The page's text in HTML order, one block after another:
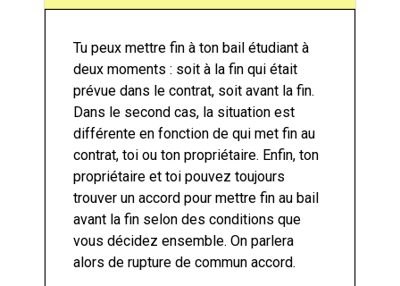
Tu peux mettre fin à ton bail étudiant à
deux moments : soit à la fin qui était
prévue dans le contrat, soit avant la fin.
Dans le second cas, la situation est
différente en fonction de qui met fin au
contrat, toi ou ton propriétaire. Enfin, ton
propriétaire et toi pouvez toujours
trouver un accord pour mettre fin au bail
avant la fin selon des conditions que
vous décidez ensemble. On parlera
alors de rupture de commun accord.